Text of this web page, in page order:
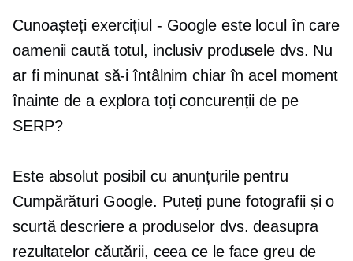
Cunoașteți exercițiul - Google este locul în care
oamenii caută totul, inclusiv produsele dvs. Nu
ar fi minunat să-i întâlnim chiar în acel moment
înainte de a explora toți concurenții de pe
SERP?
Este absolut posibil cu anunțurile pentru
Cumpărături Google. Puteți pune fotografii și o
scurtă descriere a produselor dvs. deasupra
rezultatelor căutării, ceea ce le face greu de